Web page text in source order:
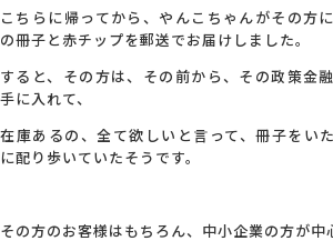
会社概要
アクセス
採用情報
お問い合わせ
こちらに帰ってから、やんこちゃんがその方
の冊子と赤チップを郵送でお届けしました。
すると、その方は、その前から、その政策金
手に入れて、
在庫あるの、全て欲しいと言って、冊子をい
に配り歩いていたそうです。
その方のお客様はもちろん、中小企業の方が中